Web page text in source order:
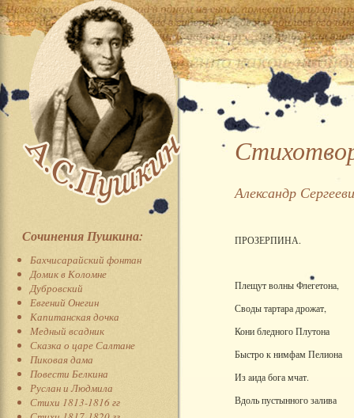
Сочинения Пушкина:
Бахчисарайский фонтан
Домик в Коломне
Дубровский
Евгений Онегин
Капитанская дочка
Медный всадник
Сказка о царе Салтане
Пиковая дама
Повести Белкина
Руслан и Людмила
Стихи 1813-1816 гг
Александр
ПРОЗЕРПИНА.
Плещут волны Флегетона,
Своды тартара дрожат,
Кони бледного Плутона
Быстро к нимфам Пелиона
Из aида бога мчат.
Вдоль пустынного залива